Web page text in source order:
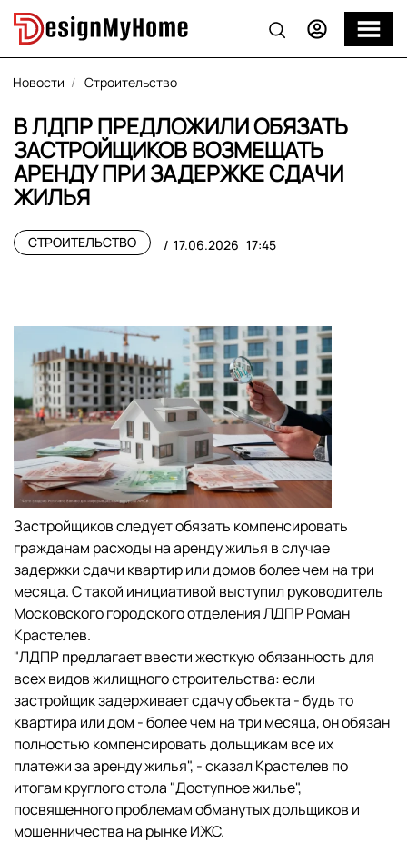
Новости Строительство
В ЛДПР ПРЕДЛОЖИЛИ ОБЯЗАТЬ
ЗАСТРОЙЩИКОВ ВОЗМЕЩАТЬ
АРЕНДУ ПРИ ЗАДЕРЖКЕ СДАЧИ
ЖИЛЬЯ
СТРОИТЕЛЬСТВО 17.06.2026 17:45
Застройщиков следует обязать компенсировать
гражданам расходы на аренду жилья в случае
задержки сдачи квартир или домов более чем на три
месяца. С такой инициативой выступил руководитель
Московского городского отделения ЛДПР Роман
Крастелев.
"ЛДПР предлагает ввести жесткую обязанность для
всех видов жилищного строительства: если
застройщик задерживает сдачу объекта - будь то
квартира или дом - более чем на три месяца, он обязан
полностью компенсировать дольщикам все их
платежи за аренду жилья", - сказал Крастелев по
итогам круглого стола "Доступное жилье",
посвященного проблемам обманутых дольщиков и
мошенничества на рынке ИЖС.